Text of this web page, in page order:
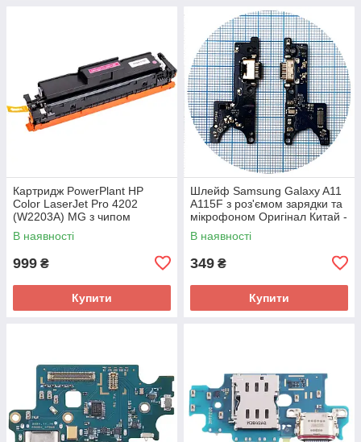
Картридж PowerPlant HP
Color LaserJet Pro 4202
(W2203A) MG з чипом
В наявності
999 ₴
Купити
Шлейф Samsung Galaxy A11
A115F з роз'ємом зарядки та
мікрофоном Оригінал Китай -
нижня плата
В наявності
349 ₴
Купити